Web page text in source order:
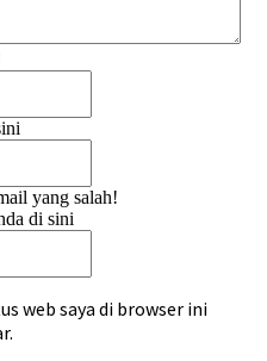
yang salah!
di sini
web saya di browser ini